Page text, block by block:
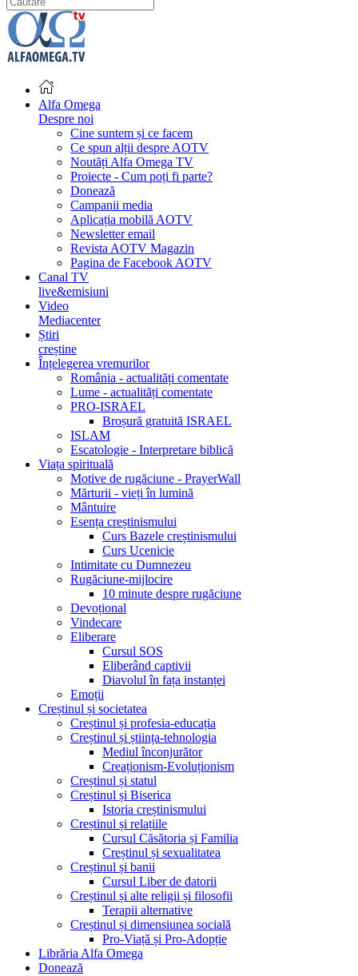
Alfa Omega
Despre noi
Cine suntem și ce facem
Ce spun alții despre AOTV
Noutăți Alfa Omega TV
Proiecte - Cum poți fi parte?
Donează
Campanii media
Aplicația mobilă AOTV
Newsletter email
Revista AOTV Magazin
Pagina de Facebook AOTV
Canal TV
live&emisiuni
Video
Mediacenter
Știri
creștine
Înțelegerea vremurilor
România - actualități comentate
Lume - actualități comentate
PRO-ISRAEL
Broșură gratuită ISRAEL
ISLAM
Escatologie - Interpretare biblică
Viața spirituală
Motive de rugăciune - PrayerWall
Mărturii - vieți în lumină
Mântuire
Esența creștinismului
Curs Bazele creștinismului
Curs Ucenicie
Intimitate cu Dumnezeu
Rugăciune-mijlocire
10 minute despre rugăciune
Devoțional
Vindecare
Eliberare
Cursul SOS
Eliberând captivii
Diavolul în fața instanței
Emoții
Creștinul și societatea
Creștinul și profesia-educația
Creștinul și știința-tehnologia
Mediul înconjurător
Creaționism-Evoluționism
Creștinul și statul
Creștinul și Biserica
Istoria creștinismului
Creștinul și relațiile
Cursul Căsătoria și Familia
Creștinul și sexualitatea
Creștinul și banii
Cursul Liber de datorii
Creștinul și alte religii și filosofii
Terapii alternative
Creștinul și dimensiunea socială
Pro-Viață și Pro-Adopție
Librăria Alfa Omega
Donează